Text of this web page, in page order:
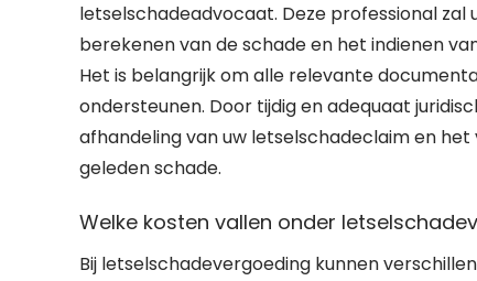
letselschadeadvocaat. Deze professional
berekenen van de schade en het indienen
Het is belangrijk om alle relevante
ondersteunen. Door tijdig en adequaat
afhandeling van uw letselschadeclaim en
geleden schade.
Welke kosten vallen onder
Bij letselschadevergoeding kunnen